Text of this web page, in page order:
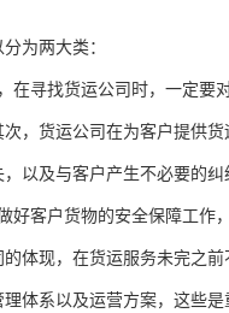
为两大类：
在寻找货运公司时，一定
，货运公司在为客户提供
以及与客户产生不必要的纠
好客户货物的安全保障工
体现，在货运服务未完之前
体系以及运营方案，这些